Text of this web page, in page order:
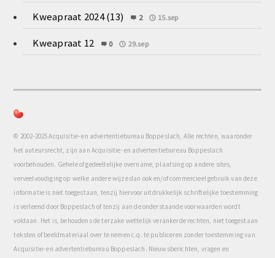
Kweapraat 2024 (13) 2 15.sep
Kweapraat 12 0 29.sep
© 2002-2025 Acquisitie- en advertentiebureau Boppeslach, Alle rechten, waaronder
het auteursrecht, zijn aan Acquisitie- en advertentiebureau Boppeslach
voorbehouden. Gehele of gedeeltelijke overname, plaatsing op andere sites,
verveelvoudiging op welke andere wijze dan ook en/of commercieel gebruik van deze
informatie is niet toegestaan, tenzij hiervoor uitdrukkelijk schriftelijke toestemming
is verleend door Boppeslach of tenzij aan de onderstaande voorwaarden wordt
voldaan. Het is, behoudens de terzake wettelijk verankerde rechten, niet toegestaan
teksten of beeldmateriaal over te nemen c.q. te publiceren zonder toestemming van
Acquisitie- en advertentiebureau Boppeslach. Nieuwsberichten, vragen en